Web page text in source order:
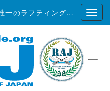
ラフティング協会 RAJ | 国内唯一のラフティング全国組織
一